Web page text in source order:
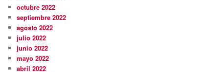
octubre 2022
septiembre 2022
agosto 2022
julio 2022
junio 2022
mayo 2022
abril 2022